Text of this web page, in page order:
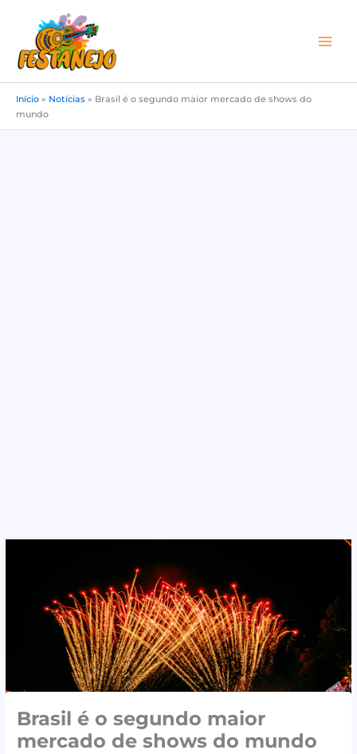
conteúdo
Início » Notícias » Brasil é o segundo maior mercado de shows do
mundo
Brasil é o segundo maior
mercado de shows do mundo